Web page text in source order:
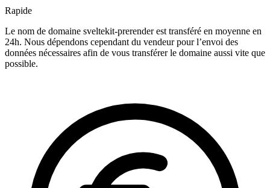
Rapide
Le nom de domaine sveltekit-prerender est transféré en moyenne en
24h. Nous dépendons cependant du vendeur pour l’envoi des
données nécessaires afin de vous transférer le domaine aussi vite que
possible.